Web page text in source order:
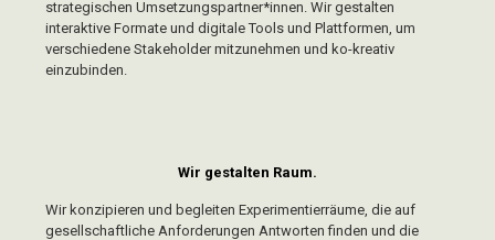
strategischen Umsetzungspartner*innen. Wir gestalten
interaktive Formate und digitale Tools und Plattformen, um
verschiedene Stakeholder mitzunehmen und ko-kreativ
einzubinden.
Wir gestalten Raum.
Wir konzipieren und begleiten Experimentierräume, die auf
gesellschaftliche Anforderungen Antworten finden und die